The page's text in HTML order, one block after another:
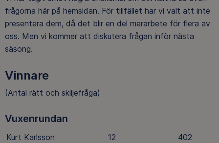
frågorna här på hemsidan. För tillfället har vi valt att inte
presentera dem, då det blir en del merarbete för flera av
oss. Men vi kommer att diskutera frågan inför nästa
säsong.
Vinnare
(Antal rätt och skiljefråga)
Vuxenrundan
Kurt Karlsson 12
402